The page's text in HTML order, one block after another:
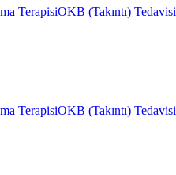
TerapisiOKB (Takıntı) Tedavisi
TerapisiOKB (Takıntı) Tedavisi